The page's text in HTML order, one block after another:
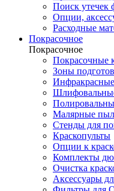
Поиск утечек
Опции,
Расходные
Покрасочное
Покрасочное
Покрасочные
Зоны
Малярные
Стенды для
Краскопульты
Опции к
Комплекты
Очистка
Аксессуары